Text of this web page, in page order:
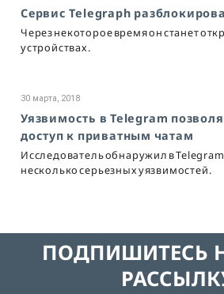
Cервис Telegraph
Через некоторое время он станет
устройствах.
30 марта, 2018
Уязвимость в Telegram
доступ к приватным чатам
Исследователь обнаружил в
несколько серьезных уязвимостей.
ПОДПИШИТЕСЬ